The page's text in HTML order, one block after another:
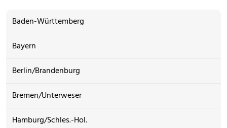
Baden-Württemberg
Bayern
Berlin/Brandenburg
Bremen/Unterweser
Hamburg/Schles.-Hol.